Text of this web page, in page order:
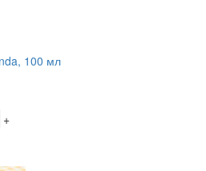
100 мл
+